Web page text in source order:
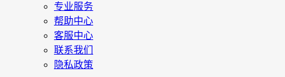
专业服务
帮助中心
客服中心
联系我们
隐私政策